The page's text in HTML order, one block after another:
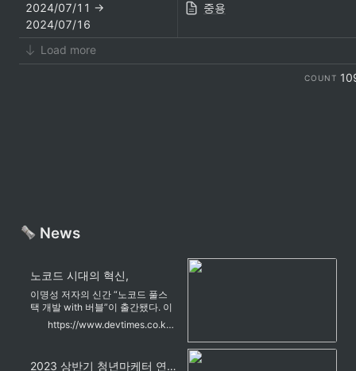
2024/07/11 →
2024/07/16
중용
Load more
COUNT
News
노코드 시대의 혁신,
이명성 저자의 신간 “노코드 풀스
택 개발 with 버블”이 출간됐다. 이
책은 코딩 지식이 없어도 웹 애플리
케이션을 개발할 수 있는 버블
https://www.devtimes.co.kr/news/319713
2023 상반기 청년마케터 연합강연회 열려... 마케터를 위한 GA4와 PPT, 노코드, 독서란?